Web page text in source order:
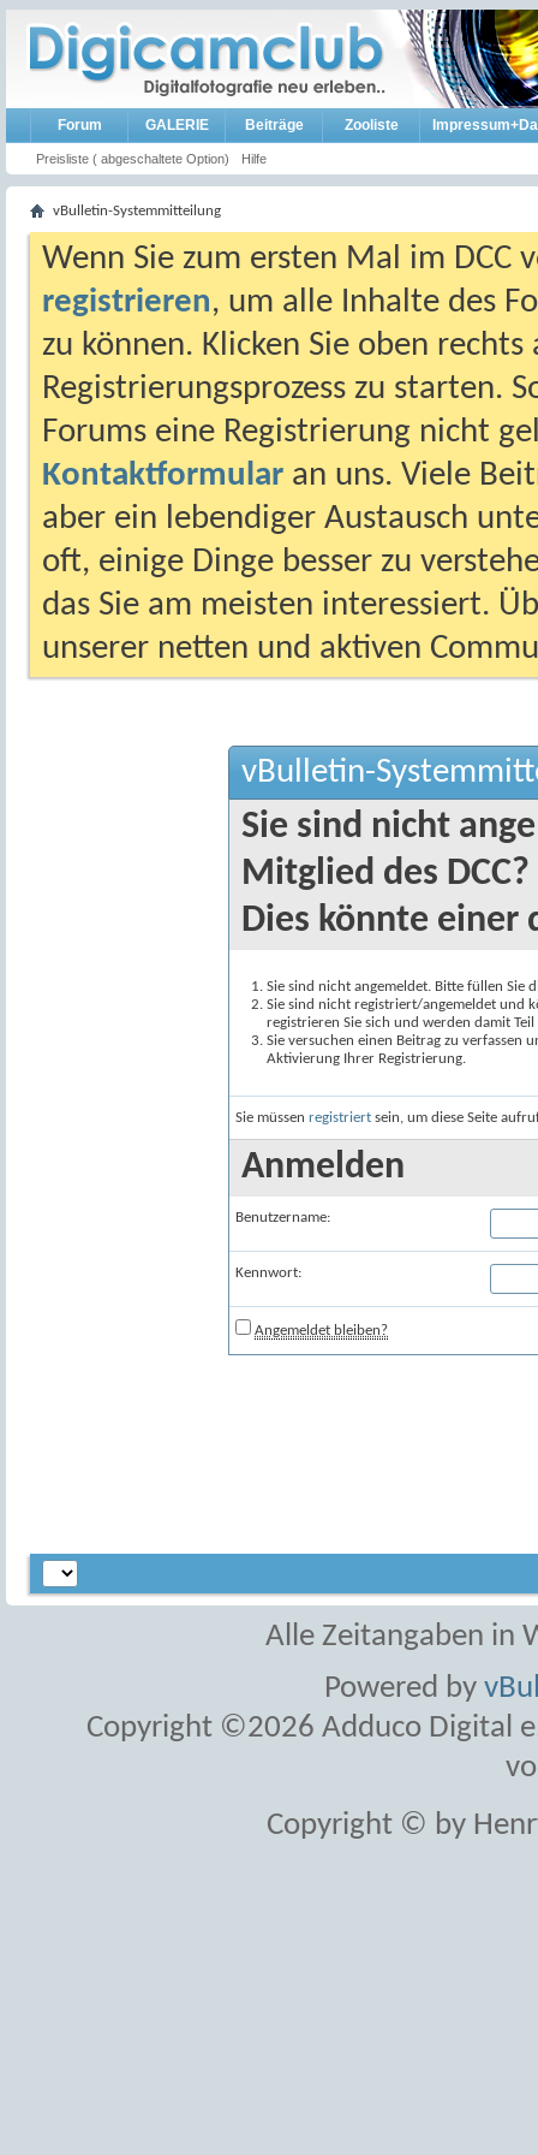
Forum GALERIE Beiträge Zooliste
Preisliste ( abgeschaltete Option) Hilfe
vBulletin-Systemmitteilung
Wenn Sie zum ersten Mal im DCC
registrieren, um alle Inhalte des
zu können. Klicken Sie oben
Registrierungsprozess zu starten.
Forums eine Registrierung nicht
Kontaktformular an uns. Viele
aber ein lebendiger Austausch
oft, einige Dinge besser zu
das Sie am meisten interessiert.
unserer netten und aktiven
vBulletin-
Sie sind nicht
Mitglied des DCC?
Dies könnte einer
Sie sind nicht angemeldet. Bitte füllen Sie
Sie sind nicht registriert/angemeldet und
registrieren Sie sich und werden damit
Sie versuchen einen Beitrag zu verfassen
Aktivierung Ihrer Registrierung.
Sie müssen registriert sein, um diese Seite
Anmelden
Benutzername:
Kennwort:
Angemeldet bleiben?
Alle Zeitangaben in
Powered by
Copyright ©2026 Adduco Digital
Copyright © by